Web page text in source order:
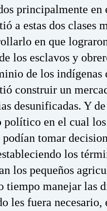
principalmente
a estas dos clases
en que
los esclavos y
de los indígenas
construir un
desunificadas. Y
político en el cual los
podían tomar
los
los pequeños
tiempo manejar las
les fuera necesario,